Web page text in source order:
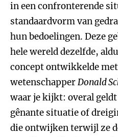
in een confronterende
standaardvorm van
hun bedoelingen. Deze
hele wereld dezelfde,
concept ontwikkelde
wetenschapperDonald
waar je kijkt: overal geldt
gênante situatie of
die ontwijken terwijl ze